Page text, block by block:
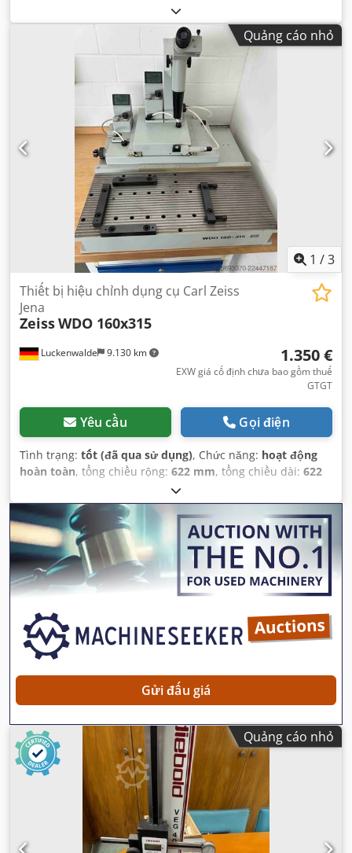
Quảng cáo nhỏ
1 /3
Luckenwalde 9.130 km
Thiết bị hiệu chỉnh dụng cụ Carl Zeiss
Jena
ZeissWDO 160x315
1.350 €
EXW giá cố định chưa bao gồm thuế
GTGT
Yêu cầu Gọi điện
Tình trạng: tốt (đã qua sử dụng), Chức năng: hoạt động
hoàn toàn, tổng chiều rộng: 622 mm, tổng chiều dài: 622
600 mm, Thiết bị:
hướng dẫn,
Gửi đấu giá
Quảng cáo nhỏ